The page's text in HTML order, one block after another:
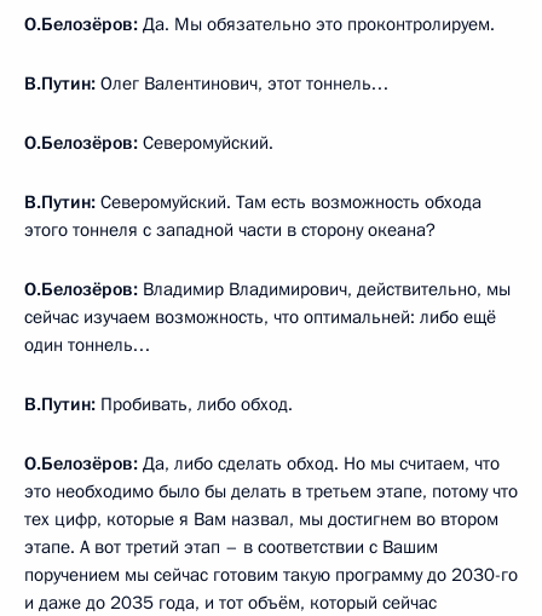
О.Белозёров: Да. Мы обязательно это проконтролируем.
В.Путин: Олег Валентинович, этот тоннель…
О.Белозёров: Северомуйский.
В.Путин: Северомуйский. Там есть возможность обхода
этого тоннеля с западной части в сторону океана?
О.Белозёров: Владимир Владимирович, действительно, мы
сейчас изучаем возможность, что оптимальней: либо ещё
один тоннель…
В.Путин: Пробивать, либо обход.
О.Белозёров: Да, либо сделать обход. Но мы считаем, что
это необходимо было бы делать в третьем этапе, потому что
тех цифр, которые я Вам назвал, мы достигнем во втором
этапе. А вот третий этап – в соответствии с Вашим
поручением мы сейчас готовим такую программу до 2030-го
и даже до 2035 года, и тот объём, который сейчас